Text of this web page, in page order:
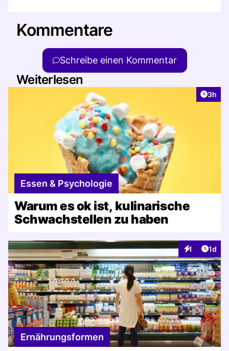
Kommentare
Schreibe einen Kommentar
Weiterlesen
3h
Essen & Psychologie
Warum es ok ist, kulinarische
Schwachstellen zu haben
1
Interaktionen
1d
Ernährungsformen